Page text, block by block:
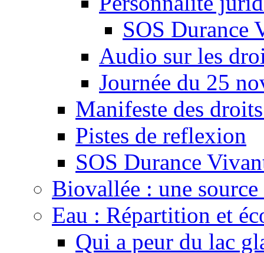
SOS Durance
Audio sur les
Journée du 25
Manifeste des
Pistes de reflexion
SOS Durance
Biovallée : une
Eau : Répartition et
Qui a peur du lac